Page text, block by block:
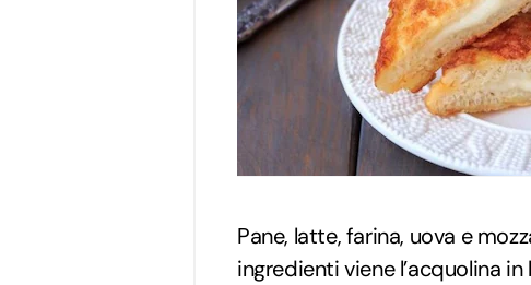
Pane, latte, farina, uova e
ingredienti viene l’acquolina